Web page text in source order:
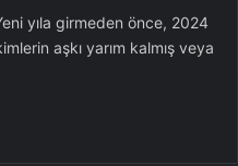
yıla girmeden önce, 2024
aşkı yarım kalmış veya